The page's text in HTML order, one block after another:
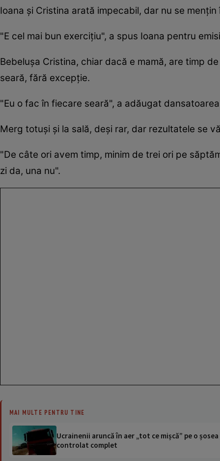
Ioana şi Cristina arată impecabil, dar nu se
"E cel mai bun exerciţiu", a spus Ioana pentru
Bebeluşa Cristina, chiar dacă e mamă, are timp
seară, fără excepţie.
"Eu o fac în fiecare seară", a adăugat
Merg totuşi şi la sală, deşi rar, dar rezultatele se
"De câte ori avem timp, minim de trei ori pe
zi da, una nu".
MAI MULTE PENTRU TINE
Ucrainenii aruncă în aer „tot ce mișcă” pe o
controlat complet